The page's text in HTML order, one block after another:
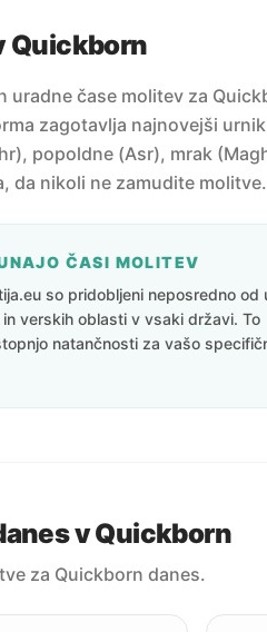
Quickborn
uradne čase molitev za
zagotavlja najnovejši
popoldne (Asr), mrak
da nikoli ne zamudite molitve.
ČASI MOLITEV
so pridobljeni neposredno od
verskih oblasti v vsaki državi. To
natančnosti za vašo
v Quickborn
za Quickborn danes.